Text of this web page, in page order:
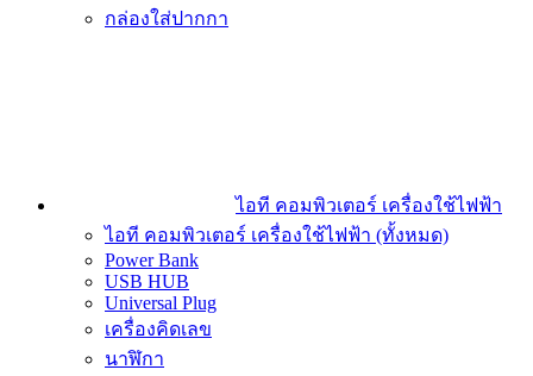
กล่องใส่ปากกา
ไอที คอมพิวเตอร์ เครื่องใช้ไฟฟ้า
ไอที คอมพิวเตอร์ เครื่องใช้ไฟฟ้า (ทั้งหมด)
Power Bank
USB HUB
Universal Plug
เครื่องคิดเลข
นาฬิกา